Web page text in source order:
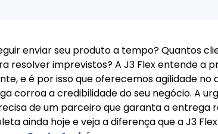
enviar seu produto a tempo? Quantos
resolver imprevistos? A J3 Flex entende a
e é por isso que oferecemos agilidade
corroa a credibilidade do seu negócio. A
de um parceiro que garanta a
ainda hoje e veja a diferença que a J3